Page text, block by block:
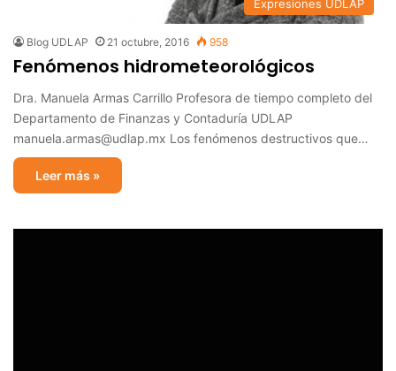
Expresiones UDLAP
Blog UDLAP 21 octubre, 2016 958
Fenómenos hidrometeorológicos
Dra. Manuela Armas Carrillo Profesora de tiempo completo del
Departamento de Finanzas y Contaduría UDLAP
manuela.armas@udlap.mx Los fenómenos destructivos que…
Leer más »